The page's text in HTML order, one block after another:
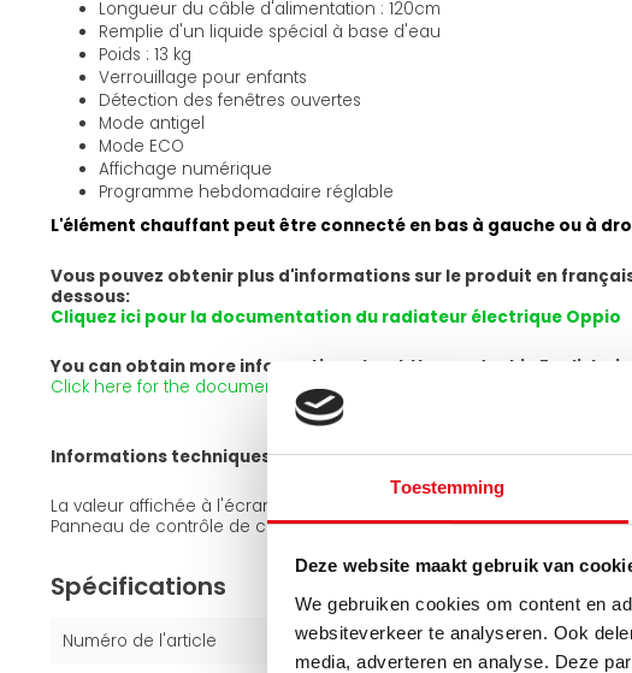
Toestemming
Deze website maakt gebruik van
We gebruiken cookies om content en
websiteverkeer te analyseren. Ook
media, adverteren en analyse. Deze
Longueur du câble d'alimentation : 120cm
Remplie d'un liquide spécial à base d'eau
Poids : 13 kg
Verrouillage pour enfants
Détection des fenêtres ouvertes
Mode antigel
Mode ECO
Affichage numérique
Programme hebdomadaire réglable
L'élément chauffant peut être connecté en bas à gauche ou à
Vous pouvez obtenir plus d'informations sur le produit en français
dessous:
Cliquez ici pour la documentation du radiateur électrique Oppio
You can obtain more information about the product in English via
Click here for the documentation of the Oppio electric radiator
Informations techniques complémentaires :
La valeur affichée à l'écran est la valeur de la température ambiante.
Panneau de contrôle de classification IP IP44
Spécifications
Numéro de l'article 120751